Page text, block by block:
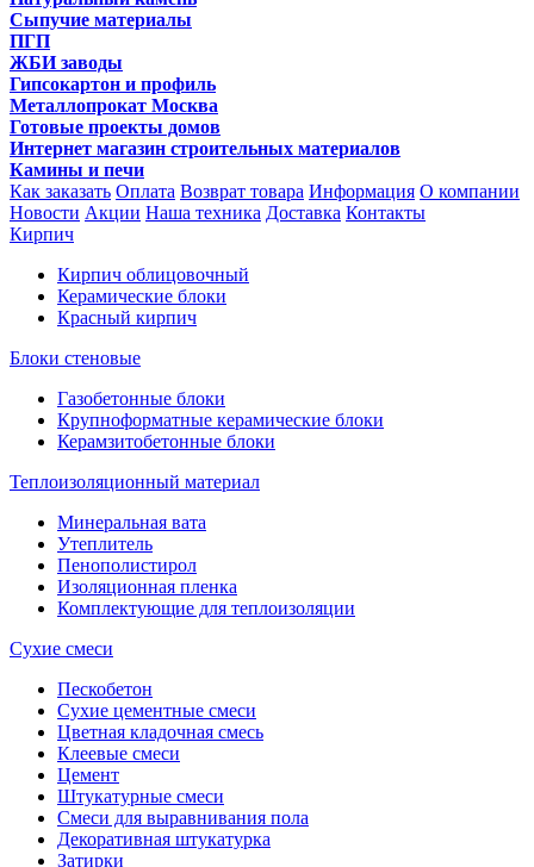
Сыпучие материалы
ПГП
ЖБИ заводы
Гипсокартон и профиль
Металлопрокат Москва
Готовые проекты домов
Интернет магазин строительных материалов
Камины и печи
Как заказать Оплата Возврат товара Информация О компании
Новости Акции Наша техника Доставка Контакты
Кирпич
Кирпич облицовочный
Керамические блоки
Красный кирпич
Блоки стеновые
Газобетонные блоки
Крупноформатные керамические блоки
Керамзитобетонные блоки
Теплоизоляционный материал
Минеральная вата
Утеплитель
Пенополистирол
Изоляционная пленка
Комплектующие для теплоизоляции
Сухие смеси
Пескобетон
Сухие цементные смеси
Цветная кладочная смесь
Клеевые смеси
Цемент
Штукатурные смеси
Смеси для выравнивания пола
Декоративная штукатурка
Затирки